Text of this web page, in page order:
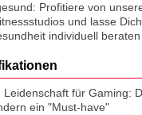
Profitiere von
und lasse
individuell beraten
Leidenschaft für Gaming:
ein "Must-have"